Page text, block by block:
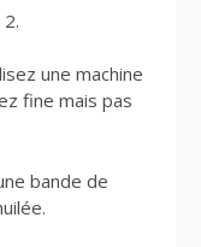
une machine
fine mais pas
bande de